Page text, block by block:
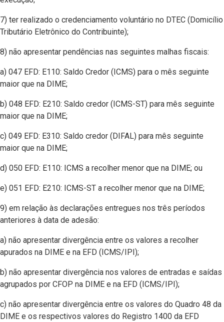
7) ter realizado o credenciamento voluntário no DTEC (Domicílio
Tributário Eletrônico do Contribuinte);
8) não apresentar pendências nas seguintes malhas fiscais:
a) 047 EFD: E110: Saldo Credor (ICMS) para o mês seguinte
maior que na DIME;
b) 048 EFD: E210: Saldo credor (ICMS-ST) para mês seguinte
maior que na DIME;
c) 049 EFD: E310: Saldo credor (DIFAL) para mês seguinte
maior que na DIME;
d) 050 EFD: E110: ICMS a recolher menor que na DIME; ou
e) 051 EFD: E210: ICMS-ST a recolher menor que na DIME;
9) em relação às declarações entregues nos três períodos
anteriores à data de adesão:
a) não apresentar divergência entre os valores a recolher
apurados na DIME e na EFD (ICMS/IPI);
b) não apresentar divergência nos valores de entradas e saídas
agrupados por CFOP na DIME e na EFD (ICMS/IPI);
c) não apresentar divergência entre os valores do Quadro 48 da
DIME e os respectivos valores do Registro 1400 da EFD